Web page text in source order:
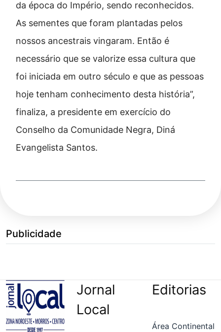
da época do Império, sendo reconhecidos.
As sementes que foram plantadas pelos
nossos ancestrais vingaram. Então é
necessário que se valorize essa cultura que
foi iniciada em outro século e que as pessoas
hoje tenham conhecimento desta história”,
finaliza, a presidente em exercício do
Conselho da Comunidade Negra, Diná
Evangelista Santos.
Publicidade
Jornal
Local
Editorias
Área Continental